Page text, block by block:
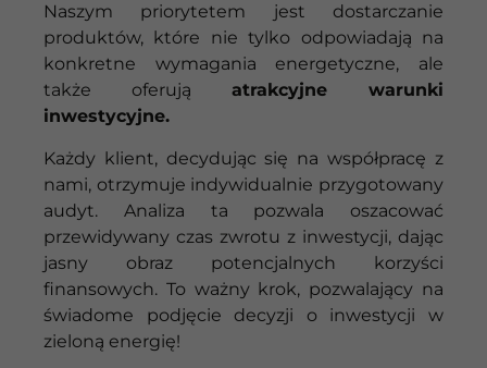
Naszym priorytetem jest dostarczanie
produktów, które nie tylko odpowiadają na
konkretne wymagania energetyczne, ale
także oferują atrakcyjne warunki
inwestycyjne.
Każdy klient, decydując się na współpracę z
nami, otrzymuje indywidualnie przygotowany
audyt. Analiza ta pozwala oszacować
przewidywany czas zwrotu z inwestycji, dając
jasny obraz potencjalnych korzyści
finansowych. To ważny krok, pozwalający na
świadome podjęcie decyzji o inwestycji w
zieloną energię!